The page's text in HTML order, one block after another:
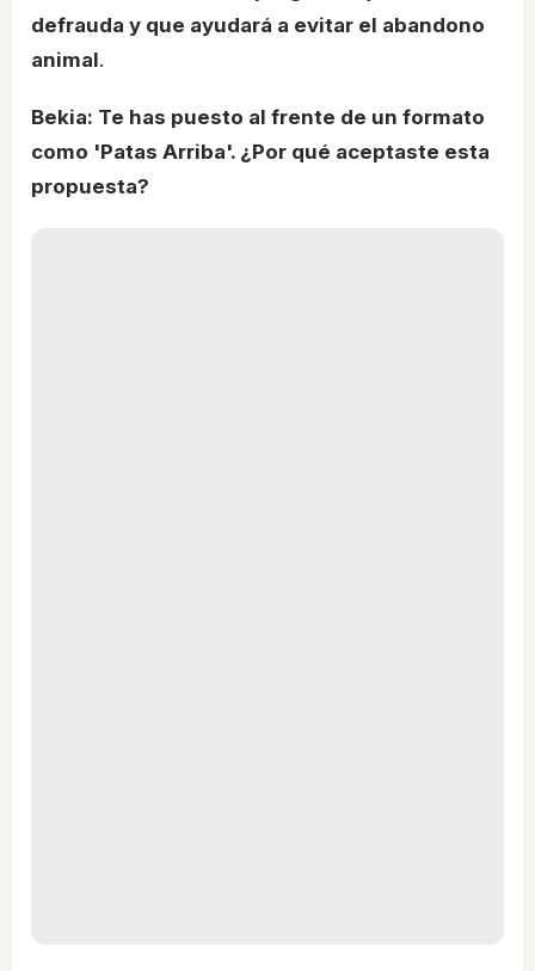
defrauda y que ayudará a evitar el abandono
animal.
Bekia: Te has puesto al frente de un formato
como 'Patas Arriba'. ¿Por qué aceptaste esta
propuesta?